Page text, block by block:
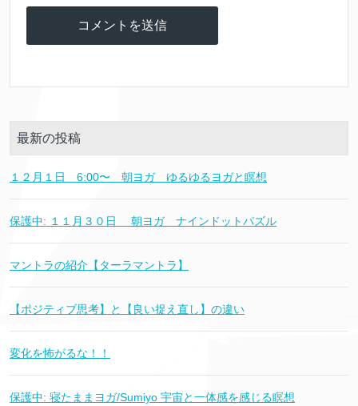
最新の投稿
１２月１日 6:00〜 朝ヨガ ゆるゆるヨガと瞑想
保護中: １１月３０日 朝ヨガ ナインドットパズル
マントラの紹介【ターラマントラ】
【ポジティブ思考】と【良い捉え直し】の違い
変化を怖がるな！！
保護中: 寝たままヨガ/Sumiyo 宇宙と一体感を感じる瞑想